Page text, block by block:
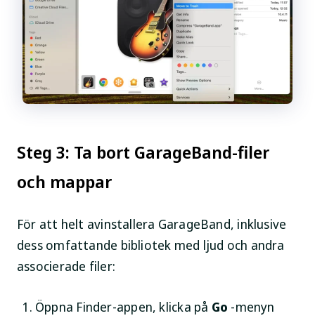
Steg 3: Ta bort GarageBand-filer
och mappar
För att helt avinstallera GarageBand, inklusive
dess omfattande bibliotek med ljud och andra
associerade filer:
Öppna Finder-appen, klicka på Go -menyn